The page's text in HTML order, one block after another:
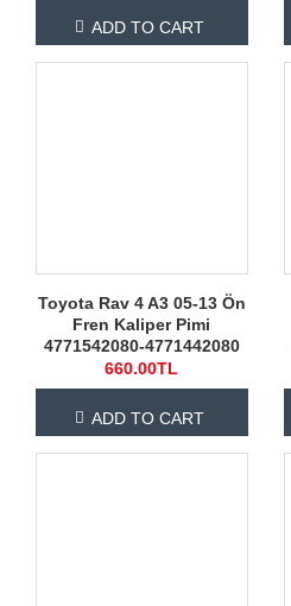
ADD TO CART
Toyota Rav 4 A3 05-13 Ön
Fren Kaliper Pimi
4771542080-4771442080
660.00TL
ADD TO CART